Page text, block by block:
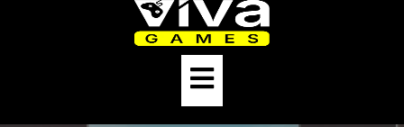
Open
Button